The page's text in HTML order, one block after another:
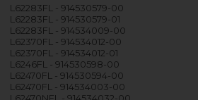
L62283FL - 914530579-00
L62283FL - 914530579-01
L62283FL - 914534009-00
L62370FL - 914534012-00
L62370FL - 914534012-01
L6246FL - 914530598-00
L62470FL - 914530594-00
L62470FL - 914534003-00